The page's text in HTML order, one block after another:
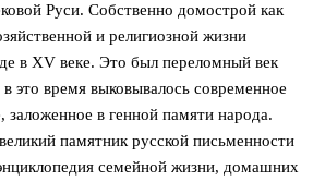
Руси. Собственно домострой как
и религиозной жизни
в XV веке. Это был переломный век
это время выковывалось современное
заложенное в генной памяти народа.
памятник русской письменности
семейной жизни, домашних